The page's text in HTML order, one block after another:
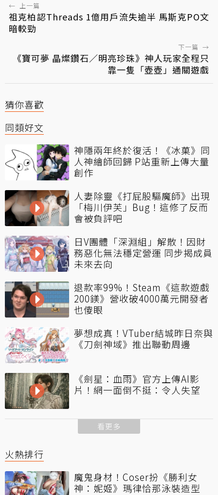
← 上一篇
祖克柏認Threads 1億用戶流失逾半 馬斯克PO文
暗較勁
下一篇 →
《寶可夢 晶燦鑽石／明亮珍珠》神人玩家全程只
靠一隻「壺壺」通關遊戲
猜你喜歡
同類好文
神隱兩年終於復活！《冰菓》同
人神繪師回歸 P站重新上傳大量
創作
人妻除靈《打屁股驅魔師》出現
「梅川伊芙」Bug！這修了反而
會被負評吧
日V團體「深淵組」解散！因財
務惡化無法穩定營運 同步揭成員
未來去向
退款率99%！Steam《這款遊戲
200鎂》營收破4000萬元開發者
也傻眼
夢想成真！VTuber結城昨日奈與
《刀劍神域》推出聯動周邊
《劍星：血雨》官方上傳AI影
片！網一面倒不挺：令人失望
看更多
火熱排行
魔鬼身材！Coser扮《勝利女
神：妮姬》瑪律恰那泳裝造型